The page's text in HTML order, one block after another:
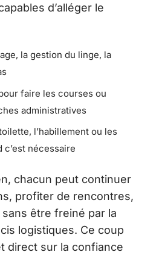
d’alléger le
la gestion du linge, la
faire les courses ou
administratives
l’habillement ou les
nécessaire
chacun peut continuer
profiter de rencontres,
être freiné par la
logistiques. Ce coup
direct sur la confiance